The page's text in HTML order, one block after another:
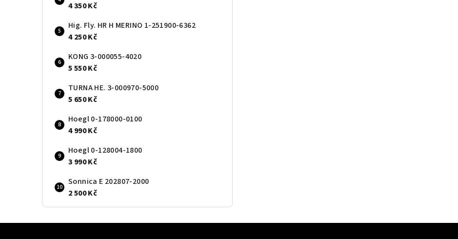
4 350 Kč
Hig. Fly. HR H MERINO 1-251900-6362
4 250 Kč
KONG 3-000055-4020
5 550 Kč
TURNA HE. 3-000970-5000
5 650 Kč
Hoegl 0-178000-0100
4 990 Kč
Hoegl 0-128004-1800
3 990 Kč
Sonnica E 202807-2000
2 500 Kč